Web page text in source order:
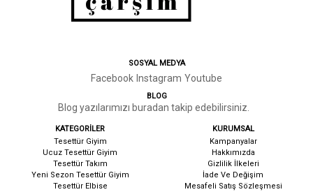
SOSYAL MEDYA
Facebook Instagram Youtube
BLOG
Blog yazılarımızı buradan takip edebilirsiniz.
KATEGORİLER
Tesettür Giyim
Ucuz Tesettür Giyim
Tesettür Takım
Yeni Sezon Tesettür Giyim
Tesettür Elbise
KURUMSAL
Kampanyalar
Hakkımızda
Gizlilik İlkeleri
İade Ve Değişim
Mesafeli Satış Sözleşmesi